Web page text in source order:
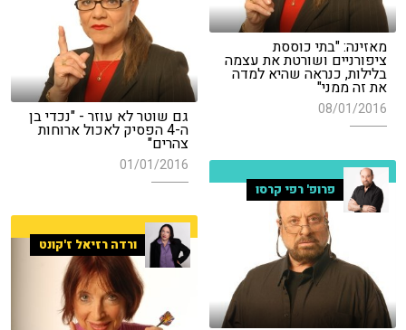
מאזינה: "בתי כוססת
ציפורניים ושורטת את עצמה
בלילות, כנראה שהיא למדה
את זה ממני"
08/01/2016 גם שוטר לא עוזר - "נכדי בן
ה-4 הפסיק לאכול ארוחות
צהרים"
01/01/2016
פרופ' רפי קרסו
ורדה רזיאל ז'קונט